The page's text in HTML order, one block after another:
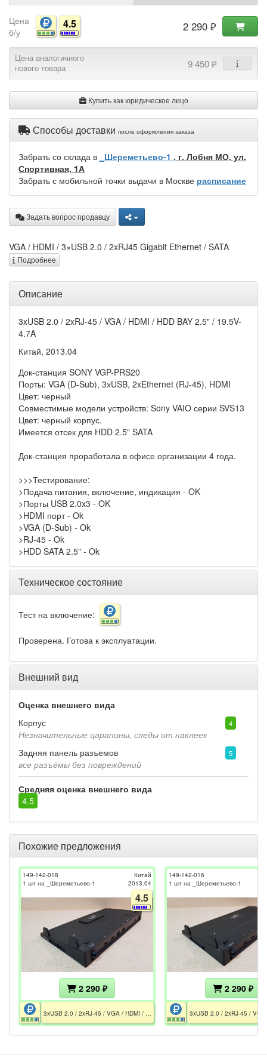
Цена
б/у
4.5 2 290 ₽
Цена аналогичного
нового товара
9 450 ₽
Купить как юридическое лицо
Способы доставки после оформления заказа
Забрать со склада в _Шереметьево-1 , г. Лобня МО, ул.
Спортивная, 1А
Забрать с мобильной точки выдачи в Москве расписание
Задать вопрос продавцу
VGA / HDMI / 3×USB 2.0 / 2xRJ45 Gigabit Ethernet / SATA
Подробнее
Описание
3xUSB 2.0 / 2xRJ-45 / VGA / HDMI / HDD BAY 2.5" / 19.5V-
4.7A
Китай, 2013.04
Док-станция SONY VGP-PRS20
Порты: VGA (D-Sub), 3хUSB, 2xEthernet (RJ-45), HDMI
Цвет: черный
Совместимые модели устройств: Sony VAIO серии SVS13
Цвет: черный корпус.
Имеется отсек для HDD 2.5" SATA
Док-станция проработала в офисе организации 4 года.
>>>Тестирование:
>Подача питания, включение, индикация - OK
>Порты USB 2.0x3 - OK
>HDMI порт - Ok
>VGA (D-Sub) - Ok
>RJ-45 - Ok
>HDD SATA 2.5" - Ok
Техническое состояние
Тест на включение:
Проверена. Готова к эксплуатации.
Внешний вид
Оценка внешнего вида
Корпус
4
Незначительные царапины, следы от наклеек
Задняя панель разъемов
5
все разъёмы без повреждений
Средняя оценка внешнего вида
4.5
Похожие предложения
149-142-018
1 шт на _Шереметьево-1
Китай
2013.04
4.5
2 290 ₽
3xUSB 2.0 / 2xRJ-45 / VGA / HDMI / HDD BAY 2.5" / 19.5V-4.7A
149-142-016
1 шт на _Шереметьево-1
2 290 ₽